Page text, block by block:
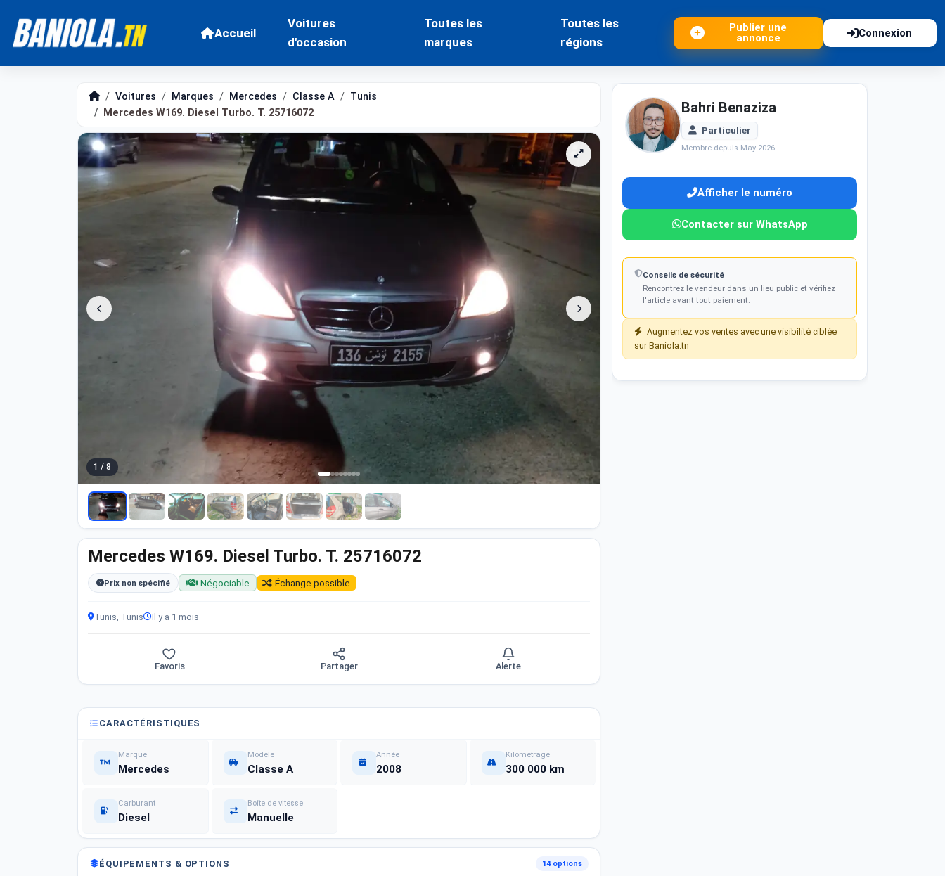
Accueil
Voitures
d'occasion
Toutes les
marques
Toutes les
régions
Publier une
annonce
Connexion
Voitures Marques Mercedes Classe A
Tunis
Mercedes W169. Diesel Turbo. T. 25716072
1 / 8
Mercedes W169. Diesel Turbo. T. 25716072
Prix non spécifié Négociable Échange possible
Tunis, Tunis Il y a 1 mois
Favoris Partager Alerte
CARACTÉRISTIQUES
Marque
Mercedes
Modèle
Classe A
Année
2008
Kilométrage
300 000 km
Carburant
Diesel
Boîte de vitesse
Manuelle
ÉQUIPEMENTS & OPTIONS 14 options
Bahri Benaziza
Particulier
Membre depuis May 2026
Afficher le numéro
Contacter sur WhatsApp
Conseils de sécurité
Rencontrez le vendeur dans un lieu public et vérifiez
l'article avant tout paiement.
Augmentez vos ventes avec une visibilité ciblée
sur Baniola.tn